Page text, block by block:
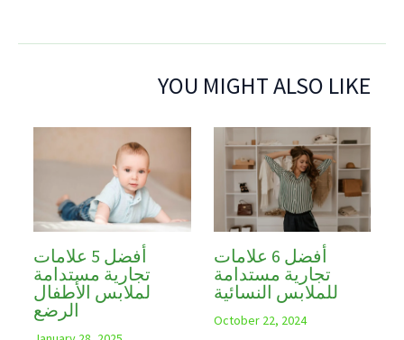
YOU MIGHT ALSO LIKE
أفضل 5 علامات
تجارية مستدامة
لملابس الأطفال
الرضع
أفضل 6 علامات
تجارية مستدامة
للملابس النسائية
October 22, 2024